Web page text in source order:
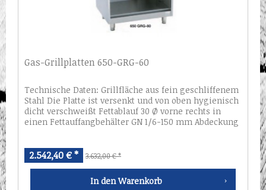
Gas-Grillplatten 650-GRG-60
Technische Daten: Grillfläche aus fein geschliffenem
Stahl Die Platte ist versenkt und von oben hygienisch
dicht verschweißt Fettablauf 30 Ø vorne rechts in
einen Fettauffangbehälter GN 1/6-150 mm Abdeckung
2.542,40 € * 3.632,00 € *
In den Warenkorb